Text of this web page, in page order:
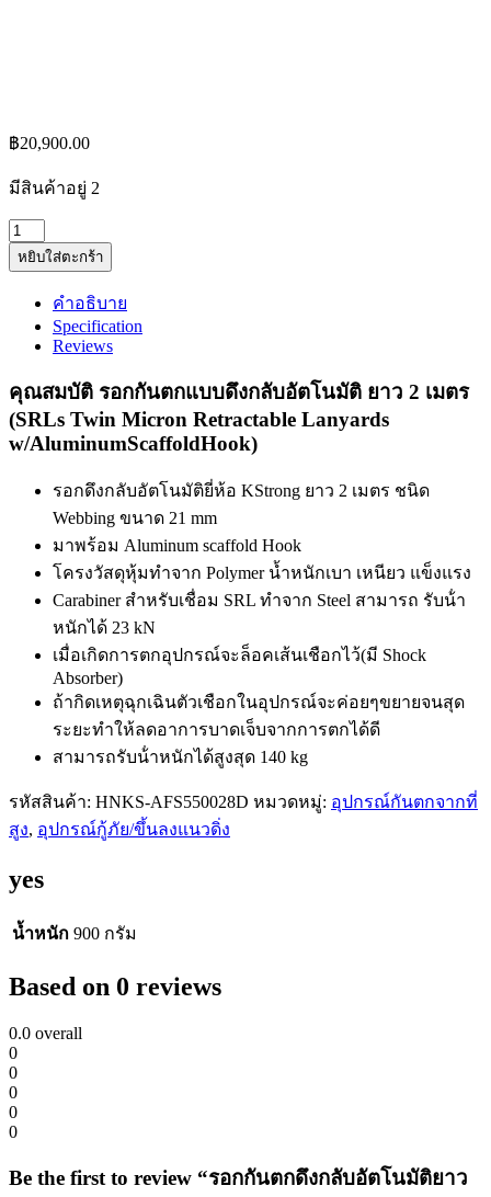
฿20,900.00
มีสินค้าอยู่ 2
รอก
กัน
กลับ
ยาว
2
เมตร
Webbing
quantity
หยิบใส่ตะกร้า
คำอธิบาย
Specification
Reviews
คุณสมบัติ รอกกันตกแบบดึงกลับอัตโนมัติ ยาว 2 เมตร
(SRLs Twin Micron Retractable Lanyards
w/AluminumScaffoldHook)
รอกดึงกลับอัตโนมัติยี่ห้อ KStrong ยาว 2 เมตร ชนิด
Webbing ขนาด 21 mm
มาพร้อม Aluminum scaffold Hook
โครงวัสดุหุ้มทําจาก Polymer น้ำหนักเบา เหนียว แข็งแรง
Carabiner สําหรับเชื่อม SRL ทําจาก Steel สามารถ รับน้ํา
หนักได้ 23 kN
เมื่อเกิดการตกอุปกรณ์จะล็อคเส้นเชือกไว้(มี Shock
Absorber)
ถ้ากิดเหตุฉุกเฉินตัวเชือกในอุปกรณ์จะค่อยๆขยายจนสุด
ระยะทําให้ลดอาการบาดเจ็บจากการตกได้ดี
สามารถรับน้ําหนักได้สูงสุด 140 kg
รหัสสินค้า: HNKS-AFS550028D หมวดหมู่: อุปกรณ์กันตกจากที่
สูง, อุปกรณ์กู้ภัย/ขึ้นลงแนวดิ่ง
yes
น้ำหนัก 900 กรัม
Based on 0 reviews
0.0 overall
0
0
0
0
0
Be the first to review “รอกกันตกดึงกลับอัตโนมัติยาว